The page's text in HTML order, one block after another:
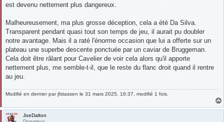
est devenu nettement plus dangereux.
Malheureusement, ma plus grosse déception, cela a été Da Silva.
Transparent pendant quasi tout son temps de jeu, il aurait pu doubler
notre avantage. Mais il a raté l'énorme occasion que lui a offerte sur un
plateau une superbe descente ponctuée par un caviar de Bruggeman.
Cela doit être râlant pour Cavelier de voir cela alors qu'il apporte
nettement plus, me semble-t-il, que le reste du flanc droit quand il rentre
au jeu.
Modifié en dernier parjfstassen le 31 mars 2025, 16:37, modifié 1 fois.
JoeDalton